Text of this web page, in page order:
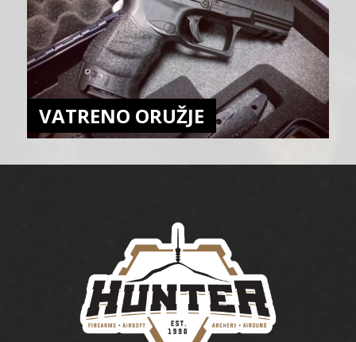
VATRENO ORUŽJE